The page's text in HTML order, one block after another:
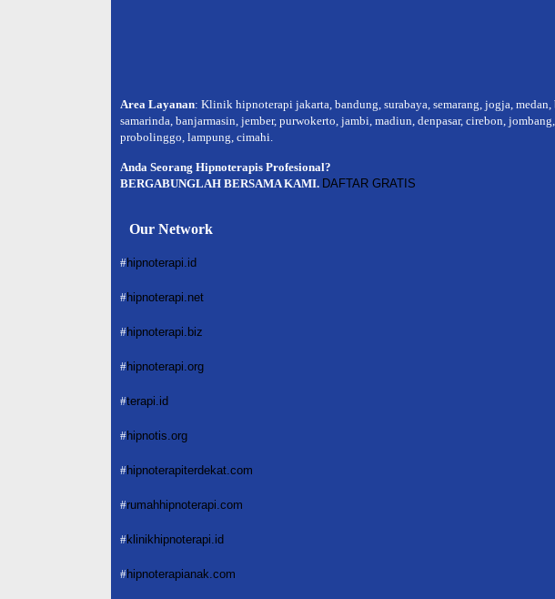
Area Layanan: Klinik hipnoterapi jakarta, bandung, surabaya, semarang, jogja,
samarinda, banjarmasin, jember, purwokerto, jambi, madiun, denpasar, cirebon,
probolinggo, lampung, cimahi.
Anda Seorang Hipnoterapis Profesional?
BERGABUNGLAH BERSAMA KAMI. DAFTAR GRATIS
Our Network
#hipnoterapi.id
#hipnoterapi.net
#hipnoterapi.biz
#hipnoterapi.org
#terapi.id
#hipnotis.org
#hipnoterapiterdekat.com
#rumahhipnoterapi.com
#klinikhipnoterapi.id
#hipnoterapianak.com